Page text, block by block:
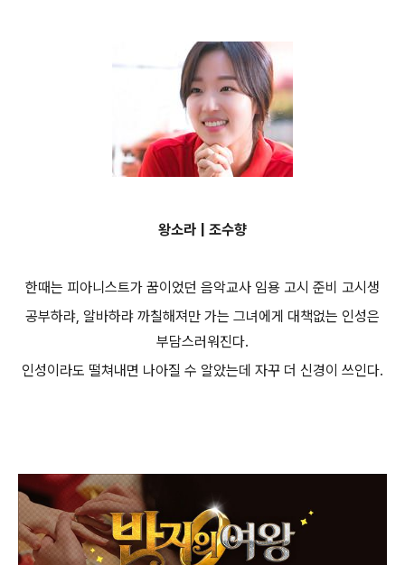
왕소라 | 조수향
한때는 피아니스트가 꿈이었던 음악교사 임용 고시 준비 고시생
공부하랴, 알바하랴 까칠해져만 가는 그녀에게 대책없는 인성은
부담스러워진다.
인성이라도 떨쳐내면 나아질 수 알았는데 자꾸 더 신경이 쓰인다.